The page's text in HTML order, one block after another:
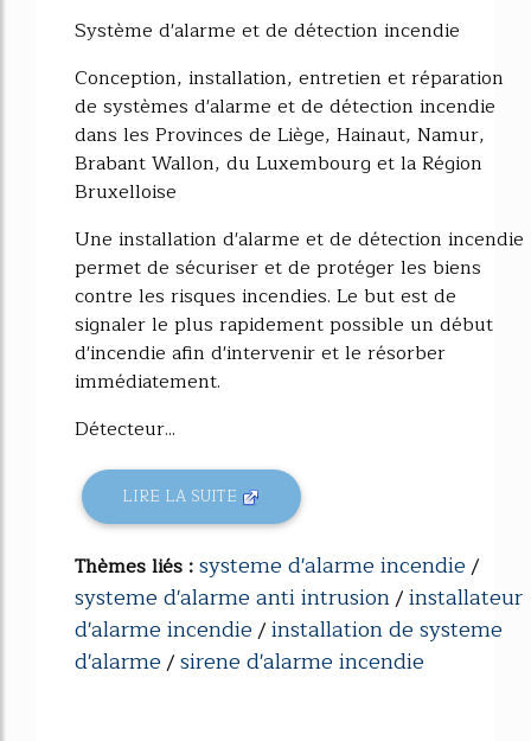
Système d'alarme et de détection incendie
Conception, installation, entretien et réparation
de systèmes d'alarme et de détection incendie
dans les Provinces de Liège, Hainaut, Namur,
Brabant Wallon, du Luxembourg et la Région
Bruxelloise
Une installation d'alarme et de détection incendie
permet de sécuriser et de protéger les biens
contre les risques incendies. Le but est de
signaler le plus rapidement possible un début
d'incendie afin d'intervenir et le résorber
immédiatement.
Détecteur...
LIRE LA SUITE
Thèmes liés :systeme d'alarme incendie/
systeme d'alarme anti intrusion/installateur
d'alarme incendie/installation de systeme
d'alarme/sirene d'alarme incendie